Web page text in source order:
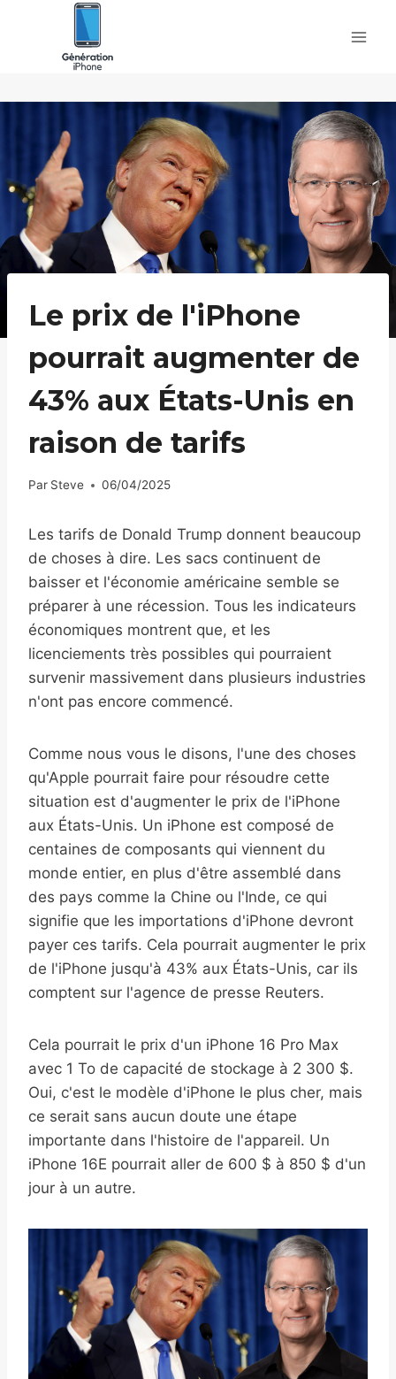
Le prix de l'iPhone
pourrait augmenter de
43% aux États-Unis en
raison de tarifs
Par Steve 06/04/2025
Les tarifs de Donald Trump donnent beaucoup
de choses à dire. Les sacs continuent de
baisser et l'économie américaine semble se
préparer à une récession. Tous les indicateurs
économiques montrent que, et les
licenciements très possibles qui pourraient
survenir massivement dans plusieurs industries
n'ont pas encore commencé.
Comme nous vous le disons, l'une des choses
qu'Apple pourrait faire pour résoudre cette
situation est d'augmenter le prix de l'iPhone
aux États-Unis. Un iPhone est composé de
centaines de composants qui viennent du
monde entier, en plus d'être assemblé dans
des pays comme la Chine ou l'Inde, ce qui
signifie que les importations d'iPhone devront
payer ces tarifs. Cela pourrait augmenter le prix
de l'iPhone jusqu'à 43% aux États-Unis, car ils
comptent sur l'agence de presse Reuters.
Cela pourrait le prix d'un iPhone 16 Pro Max
avec 1 To de capacité de stockage à 2 300 $.
Oui, c'est le modèle d'iPhone le plus cher, mais
ce serait sans aucun doute une étape
importante dans l'histoire de l'appareil. Un
iPhone 16E pourrait aller de 600 $ à 850 $ d'un
jour à un autre.